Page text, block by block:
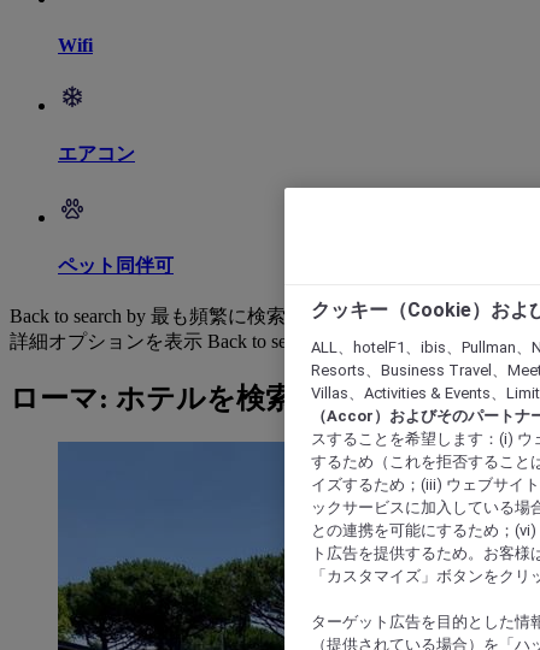
Wifi
エアコン
ペット同伴可
Back to search by 最も頻繁に検索されています
詳細オプションを表示 Back to search by categories
ローマ: ホテルを検索する
クッキー（Cookie）およ
ALL、hotelF1、ibis、Pullman
Resorts、Business Travel、
Villas、Activities & Events、
（Accor）およびそのパートナ
スすることを希望します：(i)
するため（これを拒否すること
イズするため；(iii) ウェブサイ
ックサービスに加入している場
との連携を可能にするため；
ト広告を提供するため。お客
「カスタマイズ」ボタンをク
ターゲット広告を目的とした情
（提供されている場合）を「